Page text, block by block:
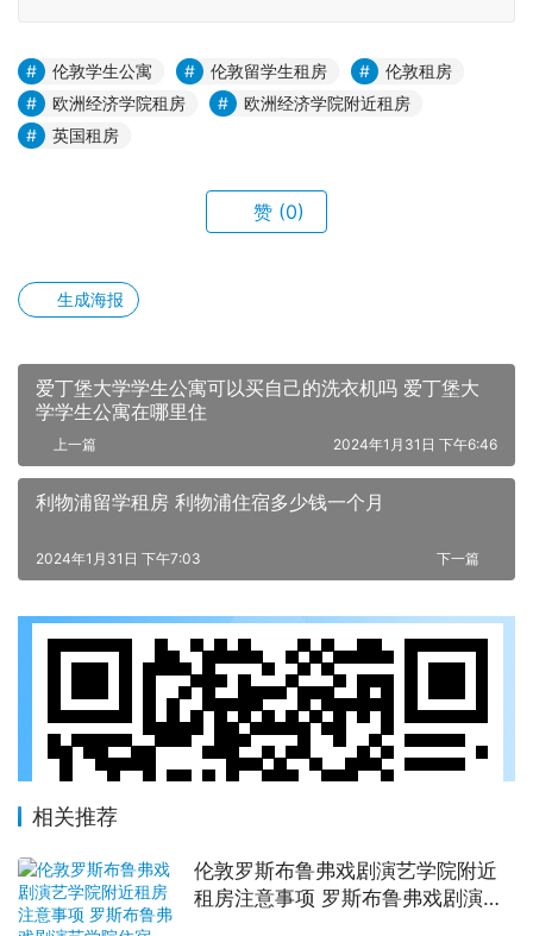
伦敦学生公寓 伦敦留学生租房
伦敦租房
欧洲经济学院租房
欧洲经济学院附近租房
英国租房
赞 (0)
生成海报
爱丁堡大学学生公寓可以买自己的洗衣机吗 爱丁堡大
学学生公寓在哪里住
上一篇 2024年1月31日 下午6:46
利物浦留学租房 利物浦住宿多少钱一个月
下一篇
2024年1月31日 下午7:03
相关推荐
伦敦罗斯布鲁弗戏剧演艺学院附近
租房注意事项 罗斯布鲁弗戏剧演艺